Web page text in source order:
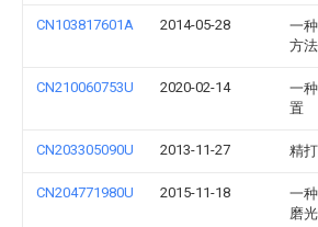
CN103817601A 2014-05-28
一
方
CN210060753U 2020-02-14
一
置
CN203305090U 2013-11-27 精
CN204771980U 2015-11-18
一
磨